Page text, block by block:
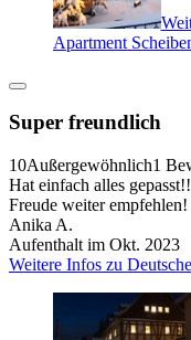
Apartment
Super freundlich
10Außergewöhnlich1
Hat einfach alles
Freude weiter
Anika A.
Aufenthalt im Okt. 2023
Weitere Infos zu